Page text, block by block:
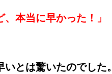
本当に早かった！」
とは驚いたのでした。